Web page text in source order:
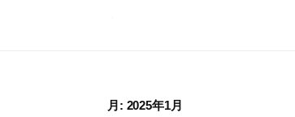
月: 2025年1月